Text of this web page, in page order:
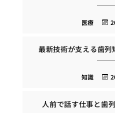
医療
最新技術が支える歯
知識
人前で話す仕事と歯